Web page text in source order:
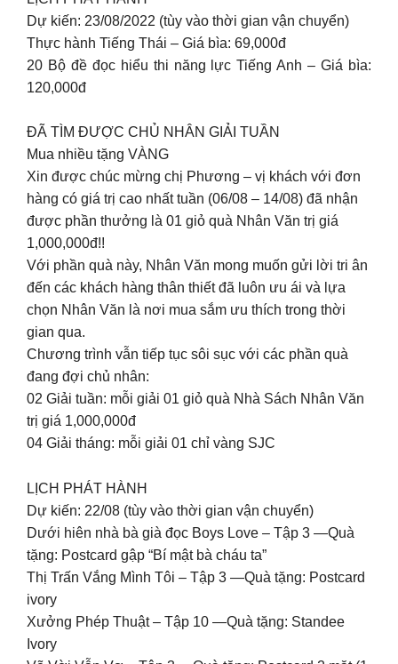
Dự kiến: 23/08/2022 (tùy vào thời gian vận chuyển)
Thực hành Tiếng Thái – Giá bìa: 69,000đ
20 Bộ đề đọc hiểu thi năng lực Tiếng Anh – Giá bìa:
120,000đ
ĐÃ TÌM ĐƯỢC CHỦ NHÂN GIẢI TUẦN
Mua nhiều tặng VÀNG
Xin được chúc mừng chị Phương – vị khách với đơn
hàng có giá trị cao nhất tuần (06/08 – 14/08) đã nhận
được phần thưởng là 01 giỏ quà Nhân Văn trị giá
1,000,000đ!!
Với phần quà này, Nhân Văn mong muốn gửi lời tri ân
đến các khách hàng thân thiết đã luôn ưu ái và lựa
chọn Nhân Văn là nơi mua sắm ưu thích trong thời
gian qua.
Chương trình vẫn tiếp tục sôi sục với các phần quà
đang đợi chủ nhân:
02 Giải tuần: mỗi giải 01 giỏ quà Nhà Sách Nhân Văn
trị giá 1,000,000đ
04 Giải tháng: mỗi giải 01 chỉ vàng SJC
LỊCH PHÁT HÀNH
Dự kiến: 22/08 (tùy vào thời gian vận chuyển)
Dưới hiên nhà bà già đọc Boys Love – Tập 3 —Quà
tặng: Postcard gập “Bí mật bà cháu ta”
Thị Trấn Vắng Mình Tôi – Tập 3 —Quà tặng: Postcard
ivory
Xưởng Phép Thuật – Tập 10 —Quà tặng: Standee
Ivory